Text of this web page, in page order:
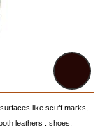
like scuff marks,
leathers : shoes,